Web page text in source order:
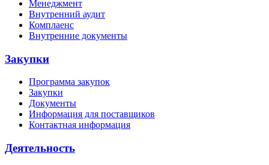
Менеджмент
Внутренний аудит
Комплаенс
Внутренние документы
Закупки
Программа закупок
Закупки
Документы
Информация для поставщиков
Контактная информация
Деятельность